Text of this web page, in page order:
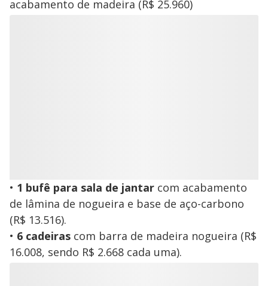
acabamento de madeira (R$ 25.960)
• 1 bufê para sala de jantar com acabamento
de lâmina de nogueira e base de aço-carbono
(R$ 13.516).
• 6 cadeiras com barra de madeira nogueira (R$
16.008, sendo R$ 2.668 cada uma).